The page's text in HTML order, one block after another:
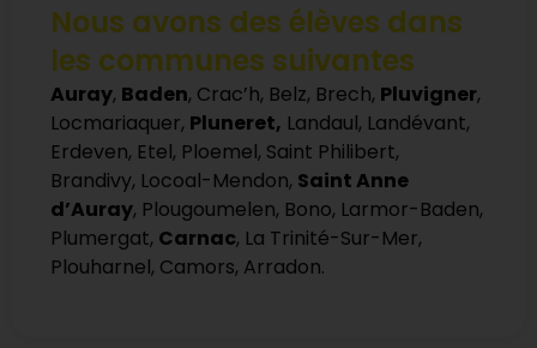
Nous avons des élèves dans
les communes suivantes
Auray, Baden, Crac’h, Belz, Brech, Pluvigner,
Locmariaquer, Pluneret, Landaul, Landévant,
Erdeven, Etel, Ploemel, Saint Philibert,
Brandivy, Locoal-Mendon, Saint Anne
d’Auray, Plougoumelen, Bono, Larmor-Baden,
Plumergat, Carnac, La Trinité-Sur-Mer,
Plouharnel, Camors, Arradon.